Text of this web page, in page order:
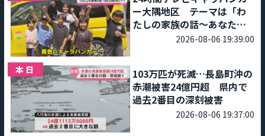
ー大隅地区 テーマは「わ
たしの家族の話～あなたは
誰を想う？～」2026-08-06 19:39:00
本日
103万匹が死滅…長島町沖の
赤潮被害24億円超 県内で
過去2番目の深刻被害
2026-08-06 19:37:00